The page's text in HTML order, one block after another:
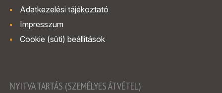
Adatkezelési tájékoztató
Impresszum
Cookie (süti) beállítások
NYITVA TARTÁS (SZEMÉLYES ÁTVÉTEL)